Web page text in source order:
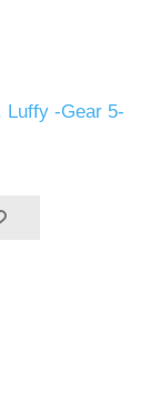
Luffy -Gear 5-